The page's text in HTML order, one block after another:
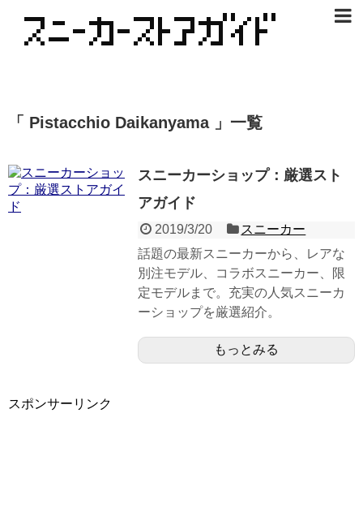
「 Pistacchio Daikanyama 」一覧
スニーカーショップ：厳選スト
アガイド
2019/3/20
スニーカー
話題の最新スニーカーから、レアな
別注モデル、コラボスニーカー、限
定モデルまで。充実の人気スニーカ
ーショップを厳選紹介。
もっとみる
スポンサーリンク